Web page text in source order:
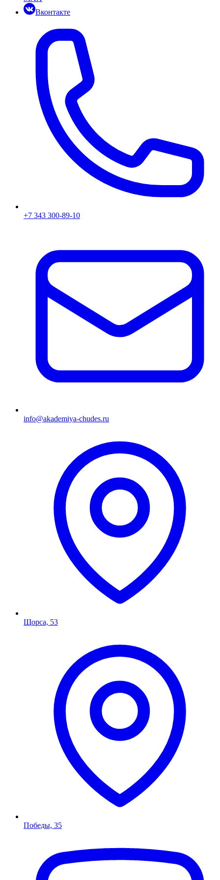
Вконтакте
+7 343 300-89-10
info@akademiya-chudes.ru
Щорса, 53
Победы, 35